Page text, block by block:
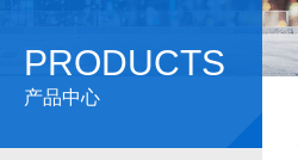
PRODUCTS
产品中心